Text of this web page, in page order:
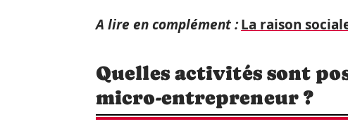
A lire en complément :La raison
Quelles activités sont
micro-entrepreneur ?